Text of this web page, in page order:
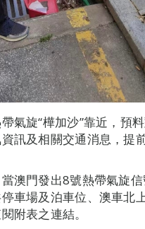
氣旋“樺加沙”靠近，預
訊及相關交通消息，提
澳門發出8號熱帶氣旋
車場及泊車位、澳車北
附表之連結。